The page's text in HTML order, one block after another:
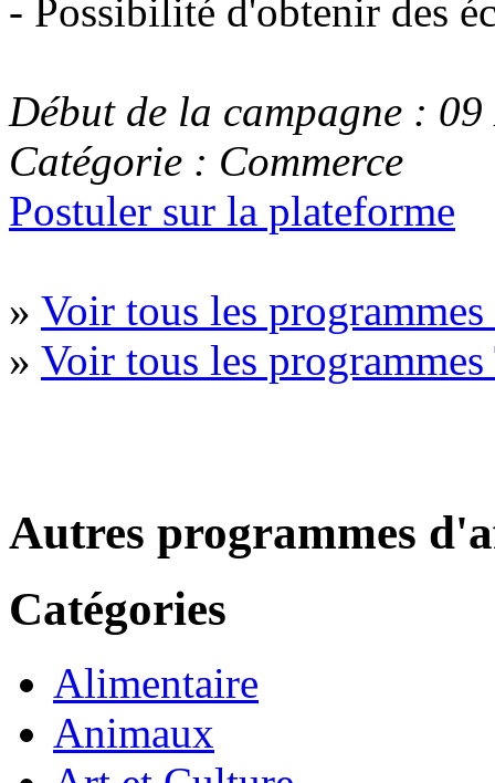
- Possibilité d'obtenir des
Début de la campagne :
Catégorie : Commerce
Postuler sur la plateforme
» Voir tous les
» Voir tous les
Autres programmes
Catégories
Alimentaire
Animaux